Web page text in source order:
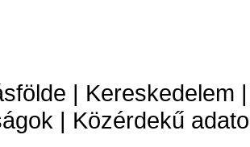
| Kereskedelem
| Közérdekű